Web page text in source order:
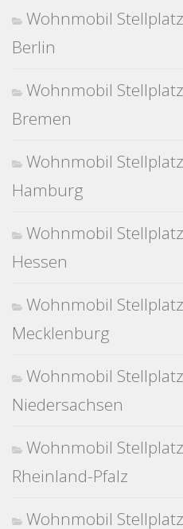
Wohnmobil
Berlin
Wohnmobil
Bremen
Wohnmobil
Hamburg
Wohnmobil
Hessen
Wohnmobil
Mecklenburg
Wohnmobil
Niedersachsen
Wohnmobil
Rheinland-Pfalz
Wohnmobil